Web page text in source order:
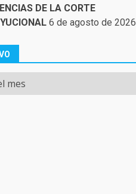
DE LA CORTE
6 de agosto de 2026